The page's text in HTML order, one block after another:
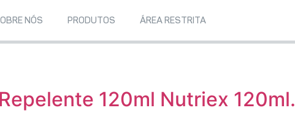
NÓS PRODUTOS ÁREA RESTRITA
120ml Nutriex 120ml.